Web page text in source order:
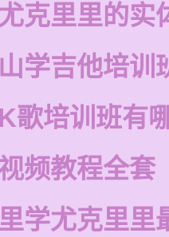
克里里的实
学吉他培训
歌培训班有
频教程全套
学尤克里里